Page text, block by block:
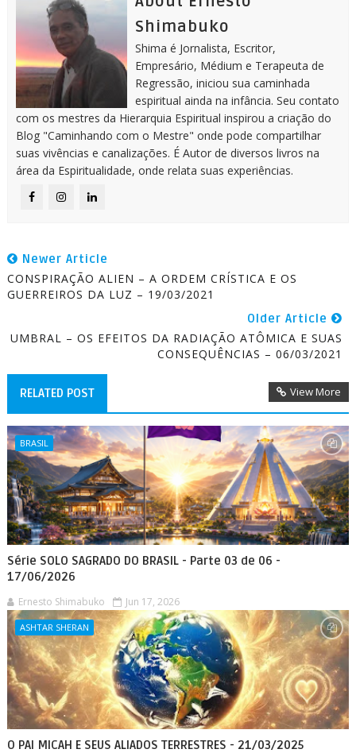
Shimabuko
Shima é Jornalista, Escritor,
Empresário, Médium e Terapeuta de
Regressão, iniciou sua caminhada
espiritual ainda na infância. Seu contato
com os mestres da Hierarquia Espiritual inspirou a criação do
Blog "Caminhando com o Mestre" onde pode compartilhar
suas vivências e canalizações. É Autor de diversos livros na
área da Espiritualidade, onde relata suas experiências.
Newer Article
CONSPIRAÇÃO ALIEN – A ORDEM CRÍSTICA E OS
GUERREIROS DA LUZ – 19/03/2021
Older Article
UMBRAL – OS EFEITOS DA RADIAÇÃO ATÔMICA E SUAS
CONSEQUÊNCIAS – 06/03/2021
RELATED POST View More
BRASIL
Série SOLO SAGRADO DO BRASIL - Parte 03 de 06 -
17/06/2026
Ernesto Shimabuko Jun 17, 2026
ASHTAR SHERAN
O PAI MICAH E SEUS ALIADOS TERRESTRES - 21/03/2025